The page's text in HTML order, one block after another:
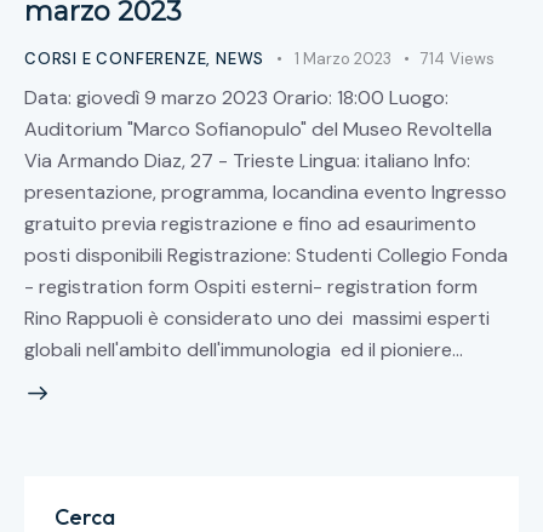
marzo 2023
CORSI E CONFERENZE,NEWS 1 Marzo 2023 714 Views
Data: giovedì 9 marzo 2023 Orario: 18:00 Luogo:
Auditorium "Marco Sofianopulo" del Museo Revoltella
Via Armando Diaz, 27 - Trieste Lingua: italiano Info:
presentazione, programma, locandina evento Ingresso
gratuito previa registrazione e fino ad esaurimento
posti disponibili Registrazione: Studenti Collegio Fonda
- registration form Ospiti esterni- registration form
Rino Rappuoli è considerato uno dei massimi esperti
globali nell'ambito dell'immunologia ed il pioniere…
Cerca